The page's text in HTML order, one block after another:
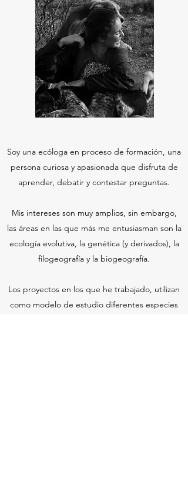
Soy una ecóloga en proceso de formación, una
persona curiosa y apasionada que disfruta de
aprender, debatir y contestar preguntas.
Mis intereses son muy amplios, sin embargo,
las áreas en las que más me entusiasman son la
ecología evolutiva, la genética (y derivados), la
filogeografía y la biogeografía.
Los proyectos en los que he trabajado, utilizan
como modelo de estudio diferentes especies